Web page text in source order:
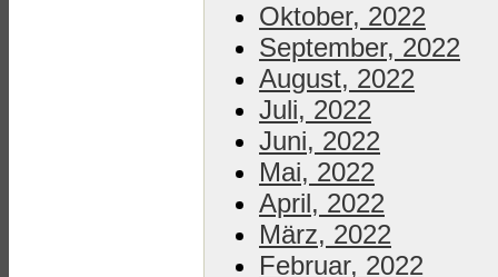
Oktober, 2022
September, 2022
August, 2022
Juli, 2022
Juni, 2022
Mai, 2022
April, 2022
März, 2022
Februar, 2022